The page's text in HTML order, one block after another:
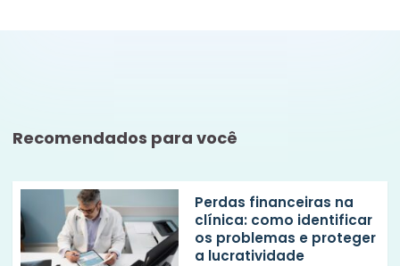
Recomendados para você
Perdas financeiras na
clínica: como identificar
os problemas e proteger
a lucratividade